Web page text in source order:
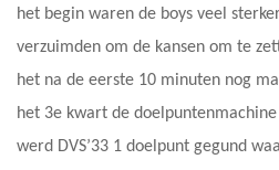
het begin waren de boys veel
verzuimden om de kansen om te
het na de eerste 10 minuten nog
het 3e kwart de
werd DVS’33 1 doelpunt gegund